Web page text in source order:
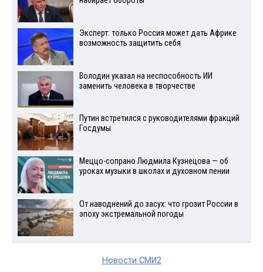
Эксперт: только Россия может дать Африке
возможность защитить себя
Володин указал на неспособность ИИ
заменить человека в творчестве
Путин встретился с руководителями фракций
Госдумы
Меццо-сопрано Людмила Кузнецова — об
уроках музыки в школах и духовном пении
От наводнений до засух: что грозит России в
эпоху экстремальной погоды
Новости СМИ2